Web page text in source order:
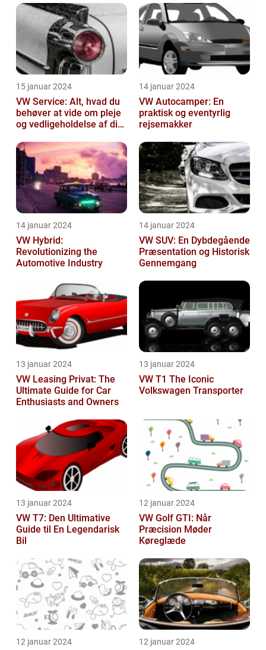
15 januar 2024
VW Service: Alt, hvad du
behøver at vide om pleje
og vedligeholdelse af din
14 januar 2024
VW Autocamper: En
praktisk og eventyrlig
rejsemakker
14 januar 2024
VW Hybrid:
Revolutionizing the
Automotive Industry
14 januar 2024
VW SUV: En Dybdegående
Præsentation og Historisk
Gennemgang
13 januar 2024
VW Leasing Privat: The
Ultimate Guide for Car
Enthusiasts and Owners
13 januar 2024
VW T1 The Iconic
Volkswagen Transporter
13 januar 2024
VW T7: Den Ultimative
Guide til En Legendarisk
Bil
12 januar 2024
VW Golf GTI: Når
Præcision Møder
Køreglæde
12 januar 2024 12 januar 2024